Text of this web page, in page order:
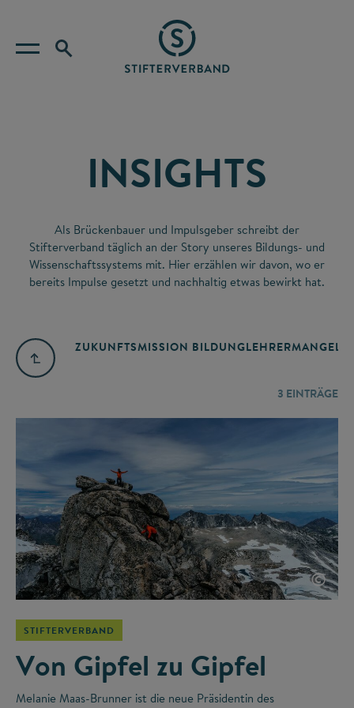
INSIGHTS
Als Brückenbauer und Impulsgeber schreibt der
Stifterverband täglich an der Story unseres Bildungs- und
Wissenschaftssystems mit. Hier erzählen wir davon, wo er
bereits Impulse gesetzt und nachhaltig etwas bewirkt hat.
ZUKUNFTSMISSION BILDUNGLEHRERMANGEL
3 EINTRÄGE
©
STIFTERVERBAND
Von Gipfel zu Gipfel
Melanie Maas-Brunner ist die neue Präsidentin des